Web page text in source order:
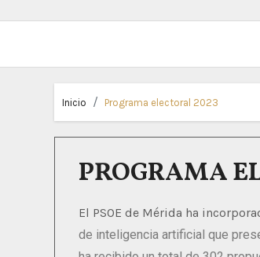
Inicio Programa electoral 2023
PROGRAMA
El PSOE de Mérida ha
de inteligencia artificial que